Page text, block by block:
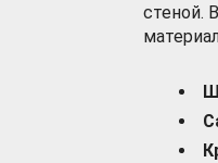
стеной.